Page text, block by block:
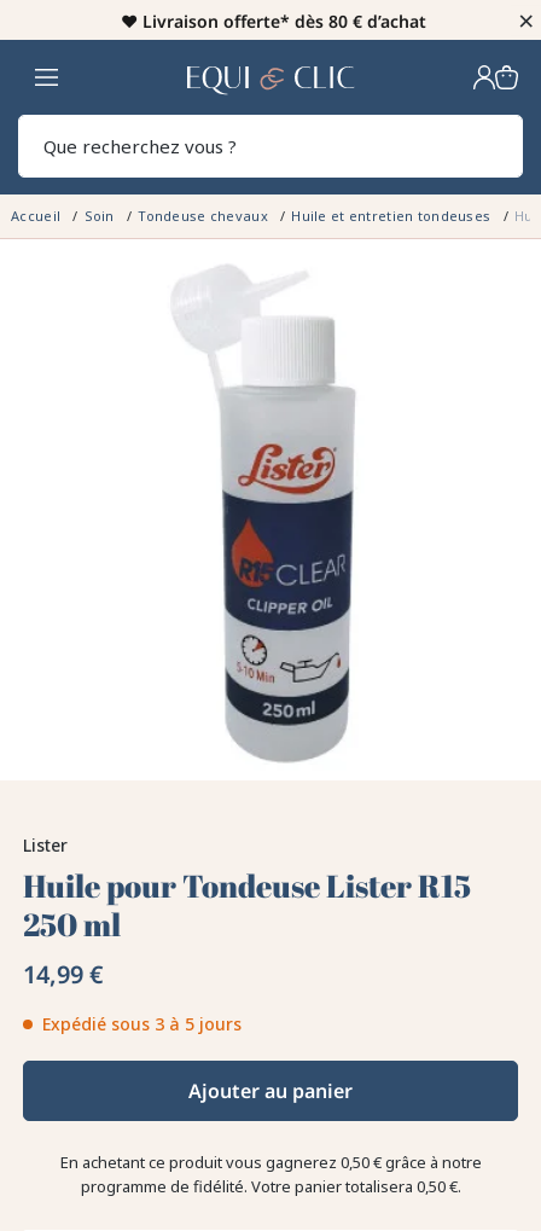
♥️ Livraison offerte* dès 80 € d’achat ×
Home
Accueil Soin Tondeuse chevaux Huile et entretien tondeuses
Lister
Huile pour Tondeuse Lister R15
250 ml
14,99 €
Expédié sous 3 à 5 jours
Ajouter au panier
En achetant ce produit vous gagnerez 0,50 €grâce à notre
programme de fidélité. Votre panier totalisera 0,50 €.